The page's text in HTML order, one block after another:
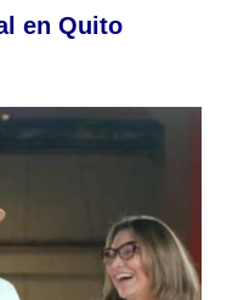
en Quito